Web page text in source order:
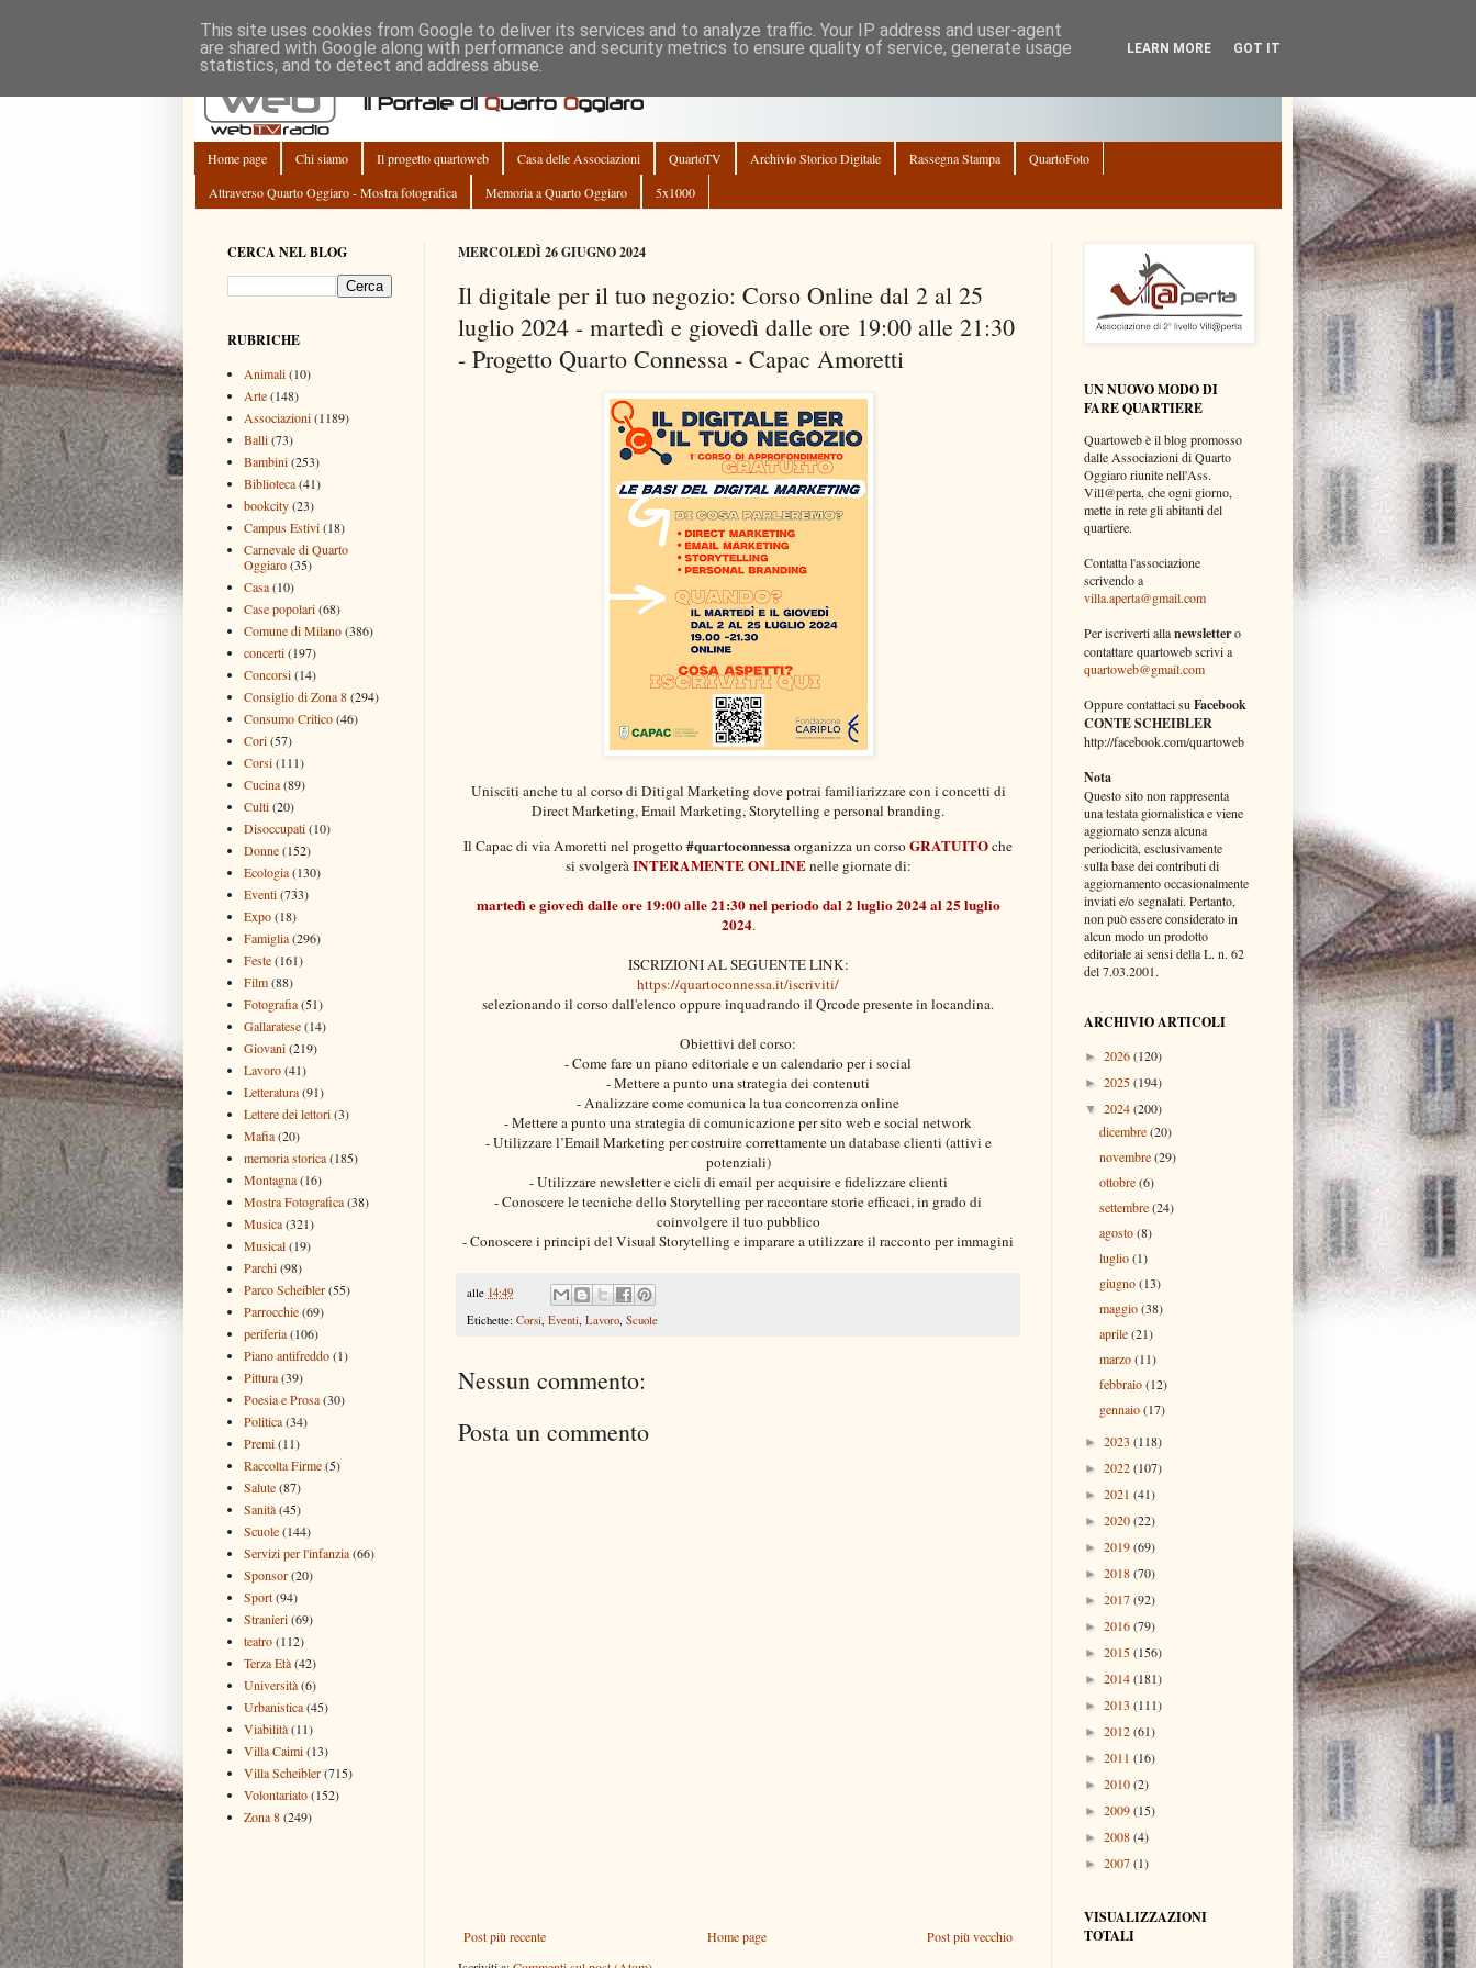
Home page Chi siamo Il progetto quartoweb Casa delle Associazioni QuartoTV Archivio Storico Digitale Rassegna Stampa
QuartoFoto
Attraverso Quarto Oggiaro - Mostra fotografica
Memoria a Quarto Oggiaro 5x1000
MERCOLEDÌ 26 GIUGNO 2024
Il digitale per il tuo negozio: Corso Online dal 2 al 25
luglio 2024 - martedì e giovedì dalle ore 19:00 alle 21:30
- Progetto Quarto Connessa - Capac Amoretti
Unisciti anche tu al corso di Ditigal Marketing dove potrai familiarizzare con i concetti di
Direct Marketing, Email Marketing, Storytelling e personal branding.
Il Capacdi via Amoretti nel progetto#quartoconnessaorganizza un corsoGRATUITOche
si svolgeràINTERAMENTE ONLINEnelle giornate di:
martedì e giovedì dalle ore 19:00 alle 21:30 nel periodo dal 2 luglio 2024 al 25 luglio
2024.
ISCRIZIONI AL SEGUENTE LINK:
https://quartoconnessa.it/iscriviti/
selezionando il corso dall'elenco oppure inquadrando il Qrcode presente in locandina.
Obiettivi del corso:
- Come fare un piano editoriale e un calendario per i social
- Mettere a punto una strategia dei contenuti
- Analizzare come comunica la tua concorrenza online
- Mettere a punto una strategia di comunicazione per sito web e social network
- Utilizzare l’Email Marketing per costruire correttamente un database clienti (attivi e
potenziali)
- Utilizzare newsletter e cicli di email per acquisire e fidelizzare clienti
- Conoscere le tecniche dello Storytelling per raccontare storie efficaci, in grado di
coinvolgere il tuo pubblico
- Conoscere i principi del Visual Storytelling e imparare a utilizzare il racconto per immagini
alle 14:49
Etichette: Corsi, Eventi, Lavoro, Scuole
Nessun commento:
Posta un commento
Post più recente Post più vecchio
Home page
CERCA NEL BLOG
RUBRICHE
Animali(10)
Arte(148)
Associazioni(1189)
Balli(73)
Bambini(253)
Biblioteca(41)
bookcity(23)
Campus Estivi(18)
Carnevale di Quarto
Oggiaro(35)
Casa(10)
Case popolari(68)
Comune di Milano(386)
concerti(197)
Concorsi(14)
Consiglio di Zona 8(294)
Consumo Critico(46)
Cori(57)
Corsi(111)
Cucina(89)
Culti(20)
Disoccupati(10)
Donne(152)
Ecologia(130)
Eventi(733)
Expo(18)
Famiglia(296)
Feste(161)
Film(88)
Fotografia(51)
Gallaratese(14)
Giovani(219)
Lavoro(41)
Letteratura(91)
Lettere dei lettori(3)
Mafia(20)
memoria storica(185)
Montagna(16)
Mostra Fotografica(38)
Musica(321)
Musical(19)
Parchi(98)
Parco Scheibler(55)
Parrocchie(69)
periferia(106)
Piano antifreddo(1)
Pittura(39)
Poesia e Prosa(30)
Politica(34)
Premi(11)
Raccolta Firme(5)
Salute(87)
Sanità(45)
Scuole(144)
Servizi per l'infanzia(66)
Sponsor(20)
Sport(94)
Stranieri(69)
teatro(112)
Terza Età(42)
Università(6)
Urbanistica(45)
Viabilità(11)
Villa Caimi(13)
Villa Scheibler(715)
Volontariato(152)
Zona 8(249)
UN NUOVO MODO DI
FARE QUARTIERE
Quartoweb è il blog promosso
dalle Associazioni di Quarto
Oggiaro riunite nell'Ass.
Vill@perta, che ogni giorno,
mette in rete gli abitanti del
quartiere.
Contatta l'associazione
scrivendo a
villa.aperta@gmail.com
Per iscriverti allanewslettero
contattare quartoweb scrivi a
quartoweb@gmail.com
Oppure contattaci su Facebook
CONTE SCHEIBLER
http://facebook.com/quartoweb
Nota
Questo sito non rappresenta
una testata giornalistica e viene
aggiornato senza alcuna
periodicità, esclusivamente
sulla base dei contributi di
aggiornamento occasionalmente
inviati e/o segnalati. Pertanto,
non può essere considerato in
alcun modo un prodotto
editoriale ai sensi della L. n. 62
del 7.03.2001.
ARCHIVIO ARTICOLI
► 2026(120)
► 2025(194)
▼ 2024(200)
dicembre(20)
novembre(29)
ottobre(6)
settembre(24)
agosto(8)
luglio(1)
giugno(13)
maggio(38)
aprile(21)
marzo(11)
febbraio(12)
gennaio(17)
► 2023 (118)
► 2022(107)
► 2021 (41)
► 2020(22)
► 2019(69)
► 2018(70)
► 2017(92)
► 2016(79)
► 2015(156)
► 2014(181)
► 2013 (111)
► 2012(61)
► 2011 (16)
► 2010(2)
► 2009(15)
► 2008(4)
► 2007(1)
VISUALIZZAZIONI
TOTALI
This site uses cookies from Google to deliver its services and to analyze traffic. Your IP address and user-agent
are shared with Google along with performance and security metrics to ensure quality of service, generate usage
statistics, and to detect and address abuse.
LEARN MORE GOT IT